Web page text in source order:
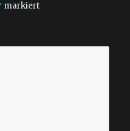
markiert